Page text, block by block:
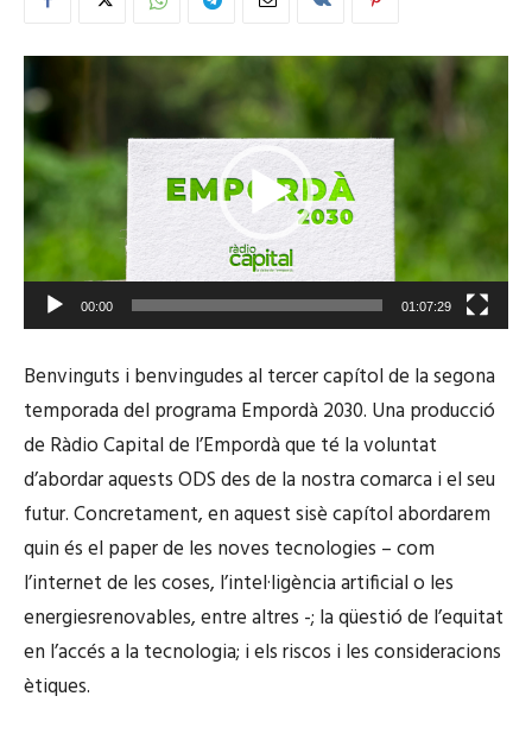
Reproductor
de
vídeo
00:00 01:07:29
Benvinguts i benvingudes al tercer capítol de la segona
temporada del programa Empordà 2030. Una producció
de Ràdio Capital de l’Empordà que té la voluntat
d’abordar aquests ODS des de la nostra comarca i el seu
futur. Concretament, en aquest sisè capítol abordarem
quin és el paper de les noves tecnologies – com
l’internet de les coses, l’intel·ligència artificial o les
energiesrenovables, entre altres -; la qüestió de l’equitat
en l’accés a la tecnologia; i els riscos i les consideracions
ètiques.